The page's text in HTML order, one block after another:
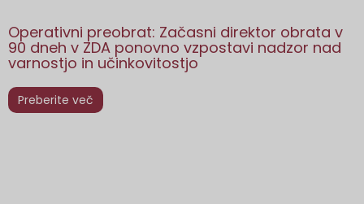
Operativni preobrat: Začasni direktor obrata v
90 dneh v ZDA ponovno vzpostavi nadzor nad
varnostjo in učinkovitostjo
Preberite več